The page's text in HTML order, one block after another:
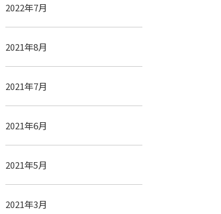
2022年7月
2021年8月
2021年7月
2021年6月
2021年5月
2021年3月